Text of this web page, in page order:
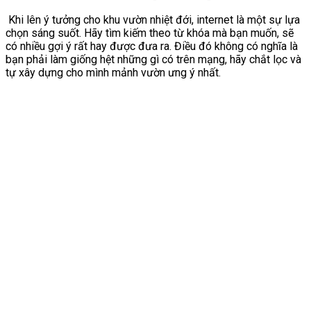
Khi lên ý tưởng cho khu vườn nhiệt đới, internet là một sự lựa
chọn sáng suốt. Hãy tìm kiếm theo từ khóa mà bạn muốn, sẽ
có nhiều gợi ý rất hay được đưa ra. Điều đó không có nghĩa là
bạn phải làm giống hệt những gì có trên mạng, hãy chắt lọc và
tự xây dựng cho mình mảnh vườn ưng ý nhất.